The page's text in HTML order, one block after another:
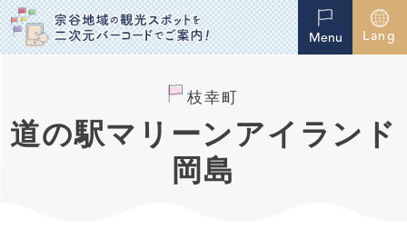
Menu Lang
枝幸町
道の駅マリーンアイランド
岡島